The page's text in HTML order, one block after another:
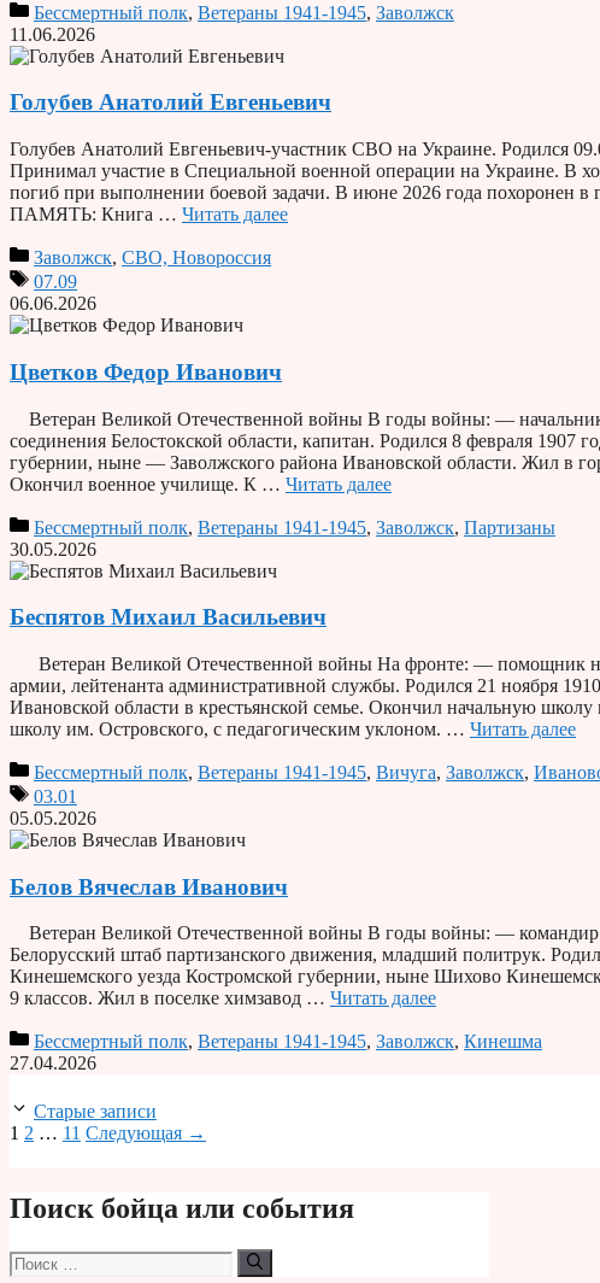
Бессмертный полк, Ветераны 1941-1945, Заволжск
11.06.2026
Голубев Анатолий Евгеньевич
Голубев Анатолий Евгеньевич-участник СВО на Украине. Родился
Принимал участие в Специальной военной операции на Украине. В
погиб при выполнении боевой задачи. В июне 2026 года похоронен
ПАМЯТЬ: Книга … Читать далее
Заволжск, СВО, Новороссия
07.09
06.06.2026
Цветков Федор Иванович
Ветеран Великой Отечественной войны В годы войны: — начальник
соединения Белостокской области, капитан. Родился 8 февраля 1907
губернии, ныне — Заволжского района Ивановской области. Жил в
Окончил военное училище. К … Читать далее
Бессмертный полк, Ветераны 1941-1945, Заволжск, Партизаны
30.05.2026
Беспятов Михаил Васильевич
Ветеран Великой Отечественной войны На фронте: — помощник
армии, лейтенанта административной службы. Родился 21 ноября
Ивановской области в крестьянской семье. Окончил начальную
школу им. Островского, с педагогическим уклоном. … Читать далее
Бессмертный полк, Ветераны 1941-1945, Вичуга, Заволжск,
03.01
05.05.2026
Белов Вячеслав Иванович
Ветеран Великой Отечественной войны В годы войны: — командир
Белорусский штаб партизанского движения, младший политрук.
Кинешемского уезда Костромской губернии, ныне Шихово
9 классов. Жил в поселке химзавод … Читать далее
Бессмертный полк, Ветераны 1941-1945, Заволжск, Кинешма
27.04.2026
Старые записи
Страница
1 Страница
2 … Страница
11 Следующая →
Поиск бойца или события
Поиск: